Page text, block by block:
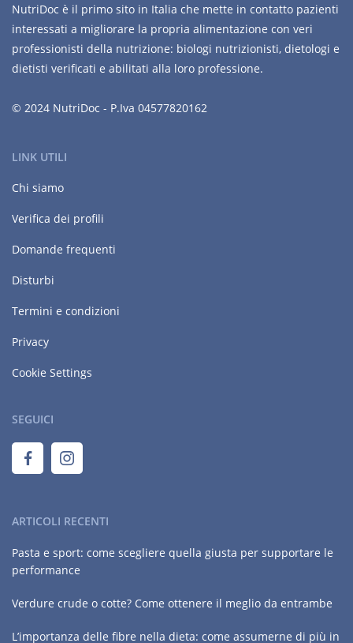
NutriDoc è il primo sito in Italia che mette in contatto pazienti
interessati a migliorare la propria alimentazione con veri
professionisti della nutrizione: biologi nutrizionisti, dietologi e
dietisti verificati e abilitati alla loro professione.
© 2024 NutriDoc - P.Iva 04577820162
LINK UTILI
Chi siamo
Verifica dei profili
Domande frequenti
Disturbi
Termini e condizioni
Privacy
Cookie Settings
SEGUICI
ARTICOLI RECENTI
Pasta e sport: come scegliere quella giusta per supportare le
performance
Verdure crude o cotte? Come ottenere il meglio da entrambe
L’importanza delle fibre nella dieta: come assumerne di più in